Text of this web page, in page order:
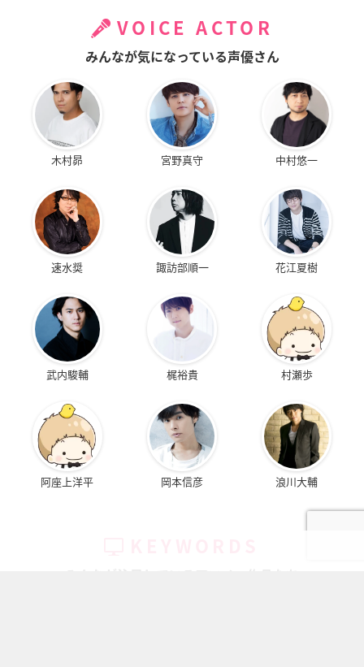
VOICE ACTOR
みんなが気になっている声優さん
木村昴 宮野真守 中村悠一
速水奨 諏訪部順一 花江夏樹
武内駿輔 梶裕貴 村瀬歩
阿座上洋平 岡本信彦 浪川大輔